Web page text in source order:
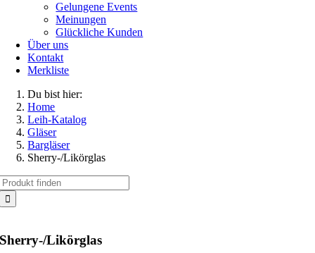
Gelungene Events
Meinungen
Glückliche Kunden
Über uns
Kontakt
Merkliste
Du bist hier:
Home
Leih-Katalog
Gläser
Bargläser
Sherry-/Likörglas
Sherry-/Likörglas